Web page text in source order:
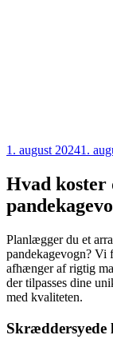
Udgivet
1. august 20241.
Hvad koster
Planlægger du et
pandekagevogn? Vi
afhænger af rigtig
der tilpasses dine
med kvaliteten.
Skræddersyede